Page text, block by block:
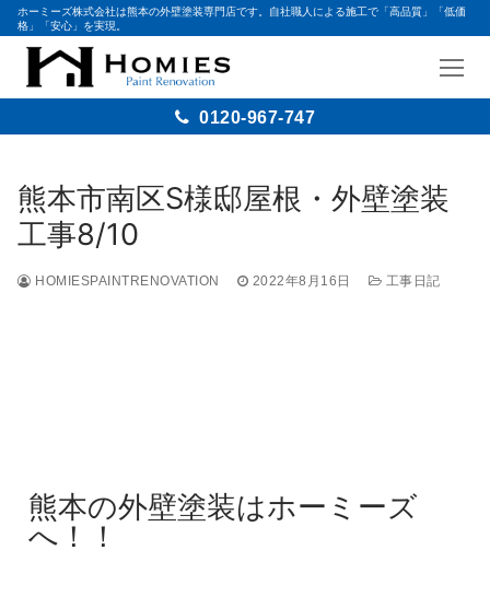
ホーミーズ株式会社は熊本の外壁塗装専門店です。自社職人による施工で「高品質」「低価
格」「安心」を実現。
0120-967-747
熊本市南区S様邸屋根・外壁塗装
工事8/10
HOMIESPAINTRENOVATION 2022年8月16日 工事日記
熊本の外壁塗装はホーミーズ
へ！！